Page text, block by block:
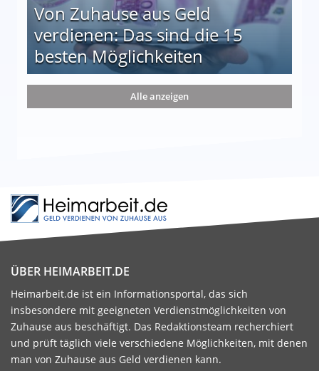
Von Zuhause aus Geld
verdienen: Das sind die 15
besten Möglichkeiten
die 15 besten Möglichkeiten
Alle anzeigen
ÜBER HEIMARBEIT.DE
Heimarbeit.de ist ein Informationsportal, das sich
insbesondere mit geeigneten Verdienstmöglichkeiten von
Zuhause aus beschäftigt. Das Redaktionsteam recherchiert
und prüft täglich viele verschiedene Möglichkeiten, mit denen
man von Zuhause aus Geld verdienen kann.